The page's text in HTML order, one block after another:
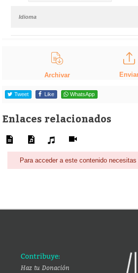
Idioma
Archivar
Tweet Like WhatsApp
Enlaces relacionados
Para acceder a este contenido
Contribuye:
Haz tu Donación